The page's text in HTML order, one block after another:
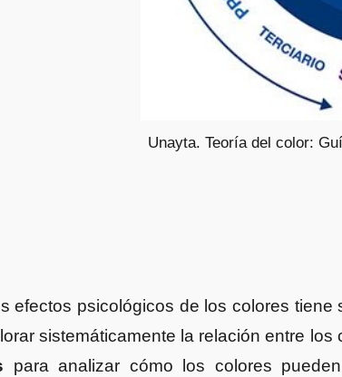
Unayta. Teoría del color:
efectos psicológicos de los colores
sistemáticamente la relación entre
para analizar cómo los colores